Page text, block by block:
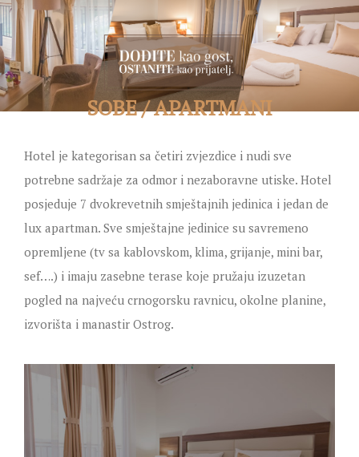
SOBE / APARTMANI
Hotel je kategorisan sa četiri zvjezdice i nudi sve
potrebne sadržaje za odmor i nezaboravne utiske. Hotel
posjeduje 7 dvokrevetnih smještajnih jedinica i jedan de
lux apartman. Sve smještajne jedinice su savremeno
opremljene (tv sa kablovskom, klima, grijanje, mini bar,
sef….) i imaju zasebne terase koje pružaju izuzetan
pogled na najveću crnogorsku ravnicu, okolne planine,
izvorišta i manastir Ostrog.